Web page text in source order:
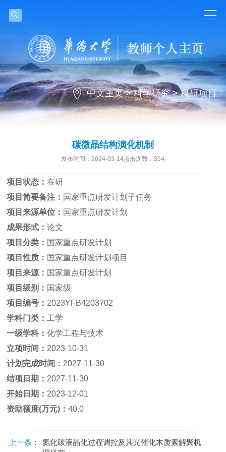
中文主页>科学研究>科研项目
碳微晶结构演化机制
发布时间：2024-03-14点击次数：334
项目状态：在研
项目简要备注： 国家重点研发计划子任务
项目来源单位： 国家重点研发计划
成果形式：论文
项目分类： 国家重点研发计划
项目性质： 国家重点研发计划项目
项目来源： 国家重点研发计划
项目级别： 国家级
项目编号： 2023YFB4203702
学科门类： 工学
一级学科：化学工程与技术
立项时间： 2023-10-31
计划完成时间： 2027-11-30
结项日期： 2027-11-30
开始日期： 2023-12-01
资助额度(万元)：40.0
上一条：
氮化碳液晶化过程调控及其光催化木质素解聚机